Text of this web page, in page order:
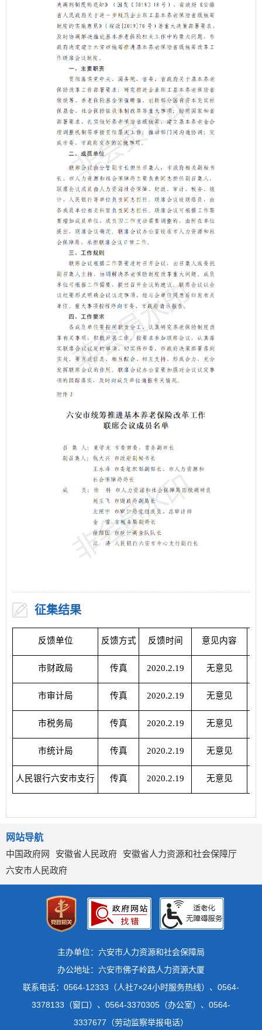
征集结果
反馈单位 反馈方式 反馈时间 意见内容
市财政局 传真 2020.2.19 无意见
市审计局 传真 2020.2.19 无意见
市税务局 传真 2020.2.19 无意见
市统计局 传真 2020.2.19 无意见
人民银行六安市支行 传真 2020.2.19 无意见
网站导航
中国政府网
安徽省人民政府
安徽省人力资源和社会保障厅
六安市人民政府
主办单位：六安市人力资源和社会保障局
办公地址：六安市佛子岭路人力资源大厦
联系电话：0564-12333（人社7×24小时服务热线）、0564-
3378133（窗口）、0564-3370305（办公室）、0564-
3337677（劳动监察举报电话）